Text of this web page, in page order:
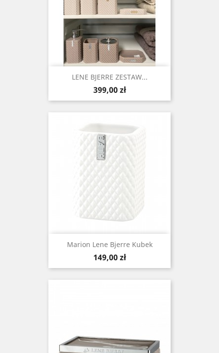
LENE BJERRE ZESTAW...
Cena
399,00 zł
Marion Lene Bjerre Kubek
Cena
149,00 zł